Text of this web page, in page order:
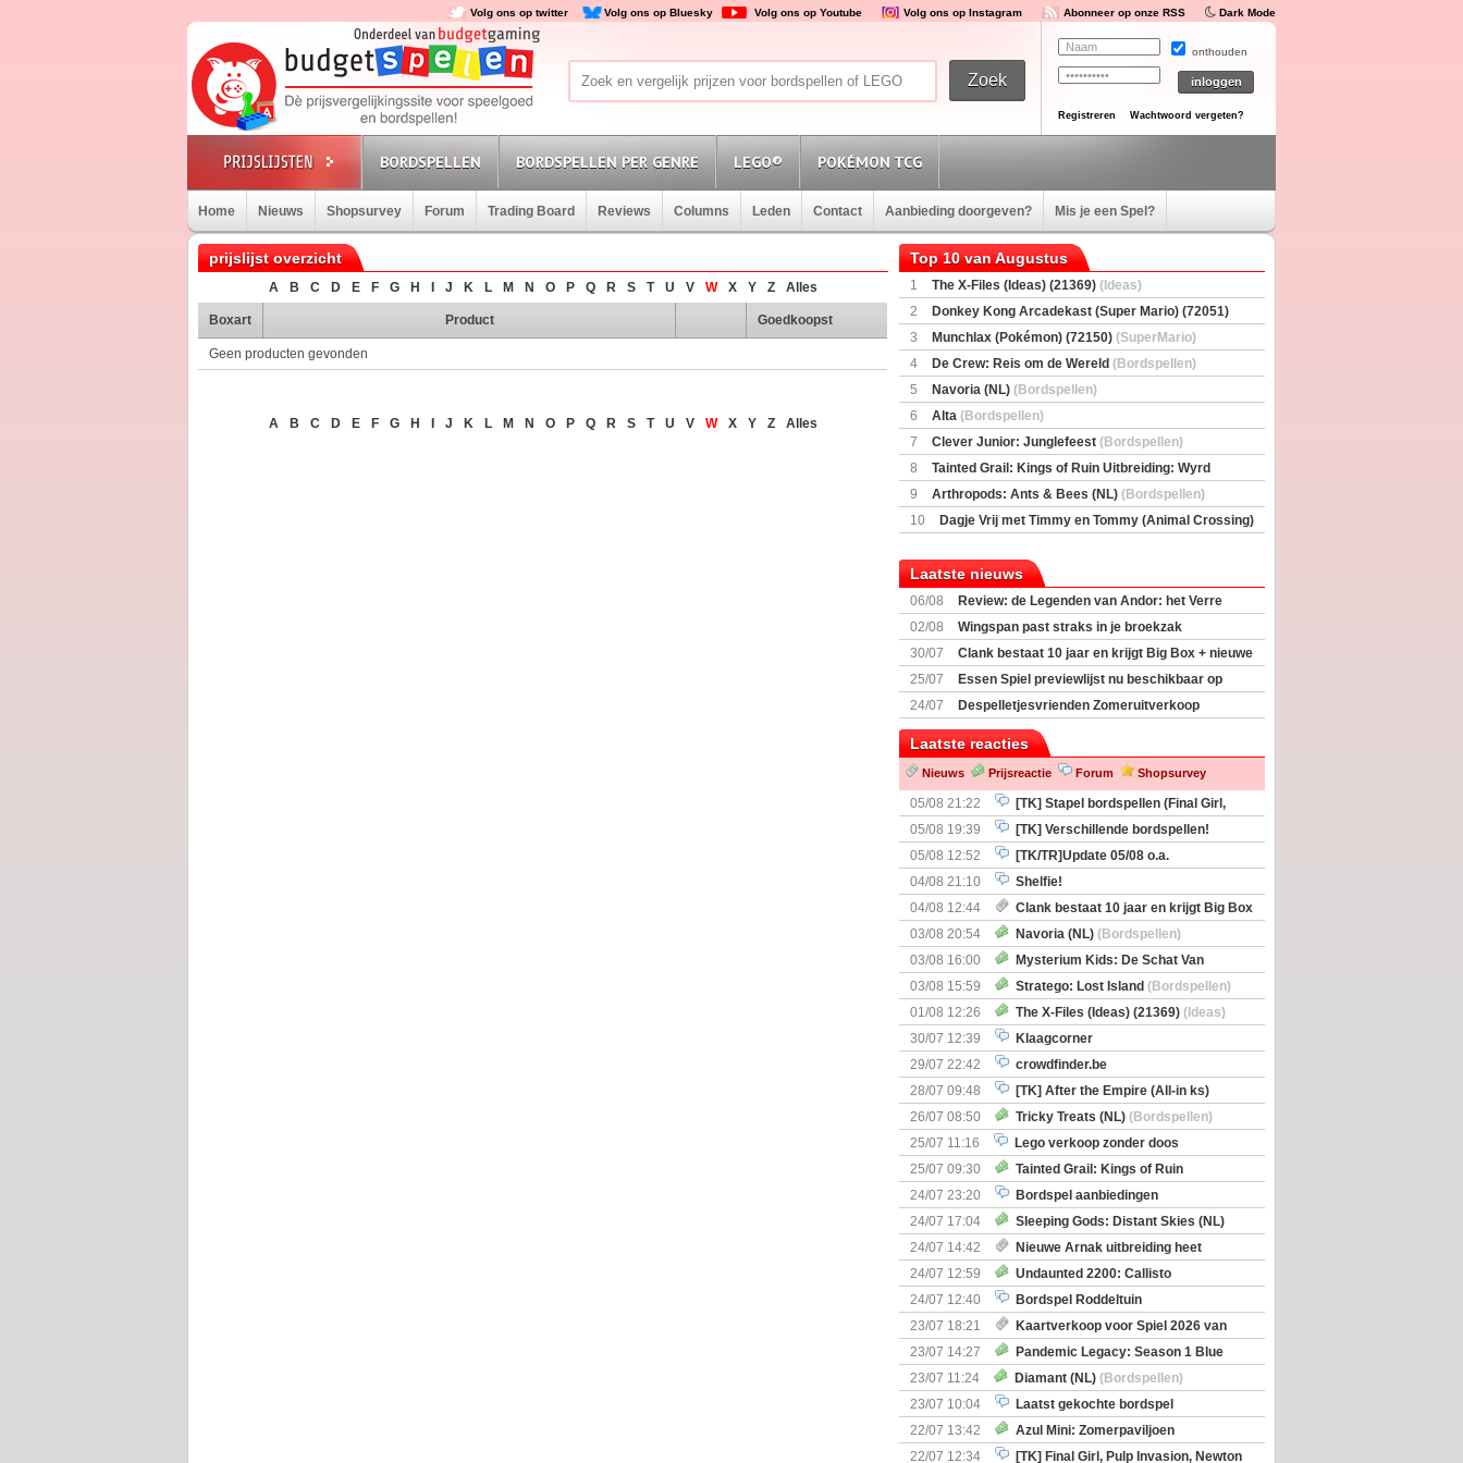
Volg ons op twitter Volg ons op Bluesky Volg ons op Youtube Volg ons op Instagram Abonneer op onze RSS Dark Mode
onthouden
Registreren Wachtwoord vergeten?
BORDSPELLEN BORDSPELLEN PER GENRE LEGO® POKÉMON TCG
Home Nieuws Shopsurvey Forum Trading Board Reviews Columns Leden Contact Aanbieding doorgeven? Mis je een Spel?
prijslijst overzicht
A B C D E F G H J K L M N O P Q R S T U V W X Y Z Alles
Boxart Product Goedkoopst
Geen producten gevonden
A B C D E F G H J K L M N O P Q R S T U V W X Y Z Alles
Top 10 van Augustus
1 The X-Files (Ideas) (21369) (Ideas)
2
Donkey Kong Arcadekast (Super Mario) (72051)
(SuperMario)
3 Munchlax (Pokémon) (72150) (SuperMario)
4
De Crew: Reis om de Wereld (Bordspellen)
5
Navoria (NL) (Bordspellen)
6
Alta (Bordspellen)
7
Clever Junior: Junglefeest (Bordspellen)
8
Tainted Grail: Kings of Ruin Uitbreiding: Wyrd
Encounters(Bordspellen)
9 Arthropods: Ants & Bees (NL) (Bordspellen)
10
Dagje Vrij met Timmy en Tommy (Animal Crossing)
Laatste nieuws
06/08
Review: de Legenden van Andor: het Verre
Land
02/08
Wingspan past straks in je broekzak
30/07
Clank bestaat 10 jaar en krijgt Big Box + nieuwe
uitbreiding
25/07
Essen Spiel previewlijst nu beschikbaar op
Boardgamegeek
24/07
Despelletjesvrienden Zomeruitverkoop
Laatste reacties
Nieuws Prijsreactie Forum Shopsurvey
05/08 21:22
[TK] Stapel bordspellen (Final Girl,
Nemesis Retaliation, Zombicide Invader)
05/08 19:39
[TK] Verschillende bordspellen!
05/08 12:52
[TK/TR]Update 05/08 o.a.
Prijsverlagingen, Imperium Horizons, 20 Strong
04/08 21:10
Shelfie!
04/08 12:44
Clank bestaat 10 jaar en krijgt Big Box
+ nieuwe uitbreiding
03/08 20:54 Navoria (NL) (Bordspellen)
03/08 16:00
Mysterium Kids: De Schat Van
Kapitein Boe
(Bordspellen)
03/08 15:59 Stratego: Lost Island (Bordspellen)
01/08 12:26
The X-Files (Ideas) (21369) (Ideas)
30/07 12:39
Klaagcorner
29/07 22:42
crowdfinder.be
28/07 09:48
[TK] After the Empire (All-in ks)
26/07 08:50
Tricky Treats (NL) (Bordspellen)
25/07 11:16
Lego verkoop zonder doos
25/07 09:30
Tainted Grail: Kings of Ruin
Uitbreiding: Wyrd Encounters(Bordspellen)
24/07 23:20
Bordspel aanbiedingen
24/07 17:04
Sleeping Gods: Distant Skies (NL)
(Bordspellen)
24/07 14:42
Nieuwe Arnak uitbreiding heet
Surprise Shipments
24/07 12:59
Undaunted 2200: Callisto
(Bordspellen)
24/07 12:40
Bordspel Roddeltuin
23/07 18:21
Kaartverkoop voor Spiel 2026 van
start
23/07 14:27
Pandemic Legacy: Season 1 Blue
(Bordspellen)
23/07 11:24 Diamant (NL) (Bordspellen)
23/07 10:04
Laatst gekochte bordspel
22/07 13:42
Azul Mini: Zomerpaviljoen
(Bordspellen)
22/07 12:34 [TK] Final Girl, Pulp Invasion, Newton